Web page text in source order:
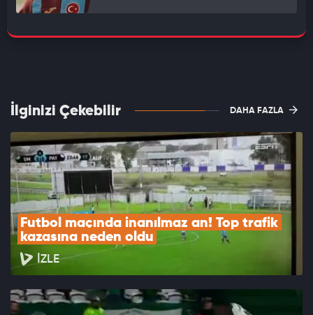
İlginizi Çekebilir DAHA FAZLA
Futbol maçında inanılmaz an! Top trafik
kazasına neden oldu
İZLE